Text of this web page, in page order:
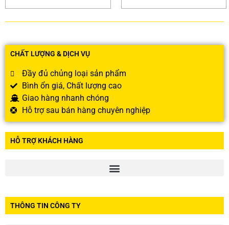
CHẤT LƯỢNG & DỊCH VỤ
Đầy đủ chủng loại sản phẩm
Bình ổn giá, Chất lượng cao
Giao hàng nhanh chóng
Hỗ trợ sau bán hàng chuyên nghiệp
HỖ TRỢ KHÁCH HÀNG
THÔNG TIN CÔNG TY